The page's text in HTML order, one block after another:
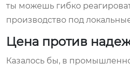
ты можешь гибко
производство под
Цена против
Казалось бы, в